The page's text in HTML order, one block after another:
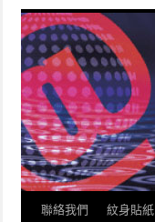
容
聯絡我們 紋身貼紙